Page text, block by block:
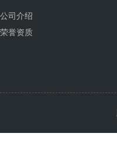
公司介绍
荣誉资质